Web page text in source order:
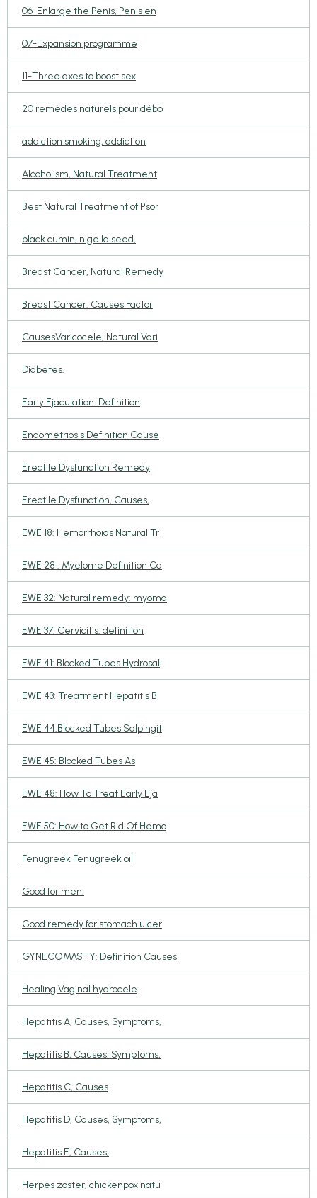
06-Enlarge the Penis, Penis en
07-Expansion programme
11-Three axes to boost sex
20 remèdes naturels pour débo
addiction smoking, addiction
Alcoholism, Natural Treatment
Best Natural Treatment of Psor
black cumin, nigella seed,
Breast Cancer, Natural Remedy
Breast Cancer: Causes Factor
CausesVaricocele, Natural Vari
Diabetes.
Early Ejaculation: Definition
Endometriosis Definition Cause
Erectile Dysfunction Remedy
Erectile Dysfunction, Causes,
EWE 18: Hemorrhoids Natural Tr
EWE 28 : Myelome Definition Ca
EWE 32: Natural remedy: myoma
EWE 37: Cervicitis: definition
EWE 41: Blocked Tubes Hydrosal
EWE 43: Treatment Hepatitis B
EWE 44:Blocked Tubes Salpingit
EWE 45: Blocked Tubes As
EWE 48: How To Treat Early Eja
EWE 50: How to Get Rid Of Hemo
Fenugreek Fenugreek oil
Good for men.
Good remedy for stomach ulcer
GYNECOMASTY: Definition Causes
Healing Vaginal hydrocele
Hepatitis A, Causes, Symptoms,
Hepatitis B, Causes, Symptoms,
Hepatitis C, Causes
Hepatitis D, Causes, Symptoms,
Hepatitis E, Causes,
Herpes zoster, chickenpox natu